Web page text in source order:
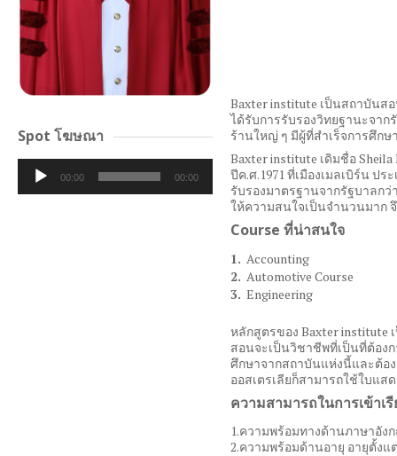
Baxter institute เป็นสถาบันส
ได้รับการรับรองวิทยฐานะจาก
ร้านใหญ่ ๆ มีผู้ที่สำเร็จการศึก
Baxter institute เดิมชื่อ
ปีค.ศ.1971 ที่เมืองเมลเบิร์น ป
รับรองมาตรฐานจากรัฐบาลก
ให้ความสนใจเป็นจำนวนมาก
Course ที่น่าสนใจ
Accounting
Automotive Course
Engineering
หลักสูตรของ Baxter institute
สอนจะเป็นวิชาชีพที่เป็นที่ต้อง
ศึกษาจากสถาบันแห่งนี้และต้อ
ออสเตรเลียก็สามารถใช้ใบแ
ความสามารถในการเข้า
1.ความพร้อมทางด้านภาษาอังก
2.ความพร้อมด้านอายุ อายุตั้งแ
Spot โฆษณา
Audio
Player
00:00 00:00